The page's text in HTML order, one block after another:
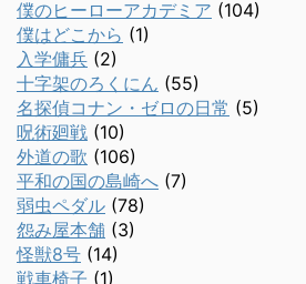
僕のヒーローアカデミア (104)
僕はどこから (1)
入学傭兵 (2)
十字架のろくにん (55)
名探偵コナン・ゼロの日常 (5)
呪術廻戦 (10)
外道の歌 (106)
平和の国の島崎へ (7)
弱虫ペダル (78)
怨み屋本舗 (3)
怪獣8号 (14)
戦車椅子 (1)